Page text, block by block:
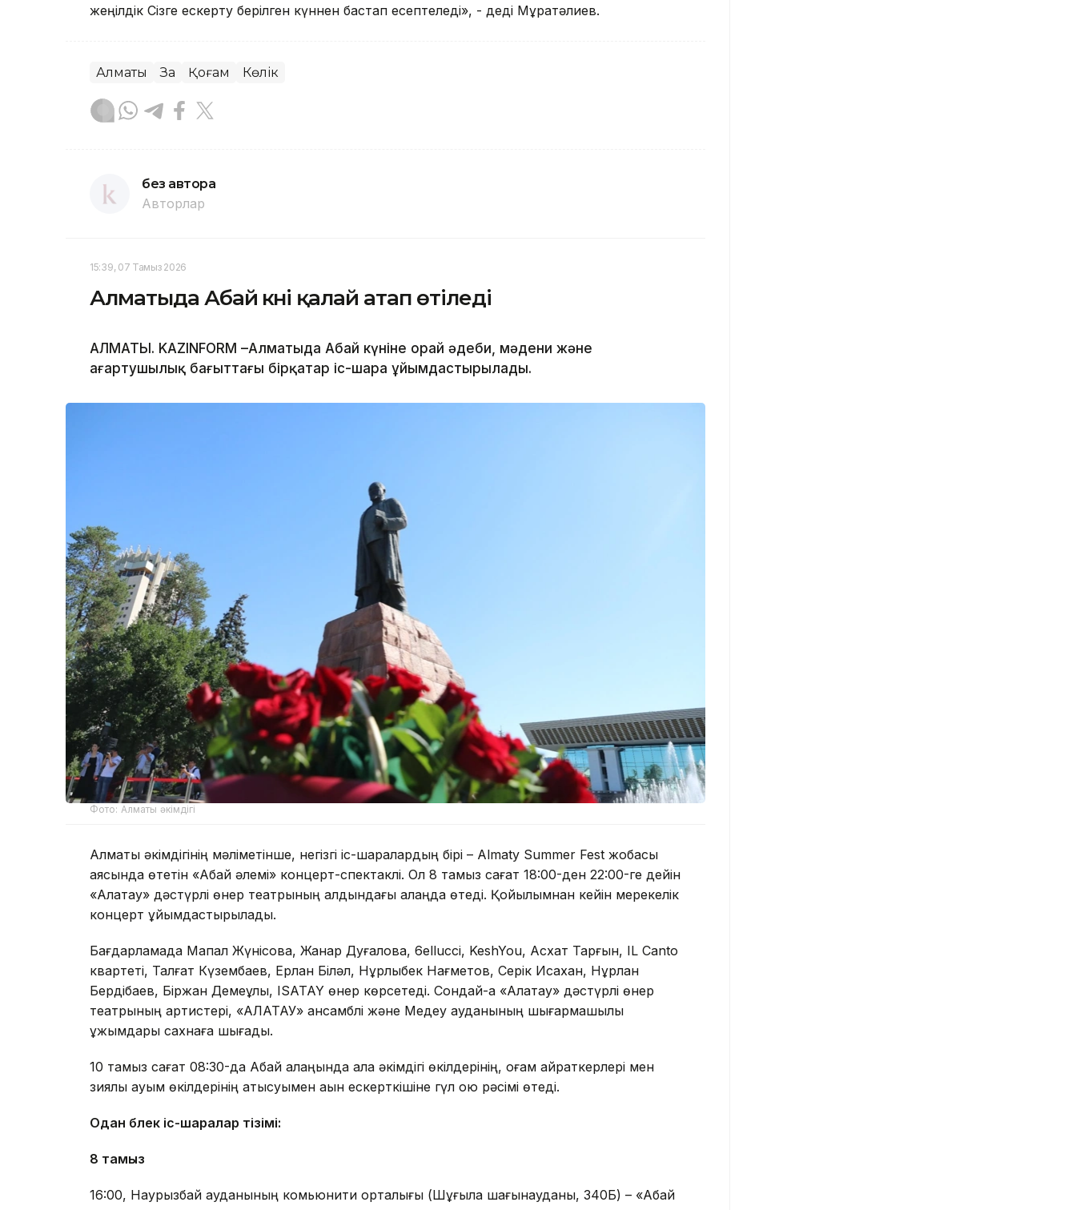
жеңілдік Сізге ескерту берілген күннен бастап есептеледі», - деді Мұратәлиев.
Алматы Заң Қоғам Көлік
без автора
Авторлар
15:39, 07 Тамыз 2026
Алматыда Абай күні қалай атап өтіледі
АЛМАТЫ. KAZINFORM –Алматыда Абай күніне орай әдеби, мәдени және
ағартушылық бағыттағы бірқатар іс-шара ұйымдастырылады.
Фото: Алматы әкімдігі
Алматы әкімдігінің мәліметінше, негізгі іс-шаралардың бірі – Almaty Summer Fest жобасы
аясында өтетін «Абай әлемі» концерт-спектаклі. Ол 8 тамыз сағат 18:00-ден 22:00-ге дейін
«Алатау» дәстүрлі өнер театрының алдындағы алаңда өтеді. Қойылымнан кейін мерекелік
концерт ұйымдастырылады.
Бағдарламада Мақпал Жүнісова, Жанар Дуғалова, 6ellucci, KeshYou, Асхат Тарғын, IL Canto
квартеті, Талғат Күзембаев, Ерлан Біләл, Нұрлыбек Нағметов, Серік Исахан, Нұрлан
Бердібаев, Біржан Демеұлы, ISATAY өнер көрсетеді. Сондай-ақ «Алатау» дәстүрлі өнер
театрының артистері, «АЛАТАУ» ансамблі және Медеу ауданының шығармашылық
ұжымдары сахнаға шығады.
10 тамыз сағат 08:30-да Абай алаңында қала әкімдігі өкілдерінің, қоғам қайраткерлері мен
зиялы қауым өкілдерінің қатысуымен ақын ескерткішіне гүл қою рәсімі өтеді.
Одан бөлек іс-шаралар тізімі:
8 тамыз
16:00, Наурызбай ауданының комьюнити орталығы (Шұғыла шағынауданы, 340Б) – «Абай